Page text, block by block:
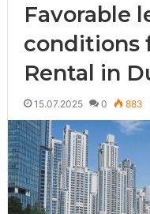
Favorable
conditions
Rental in
15.07.2025 0 883